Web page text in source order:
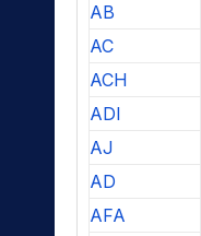
AB
AC
ACH
ADI
AJ
AD
AFA